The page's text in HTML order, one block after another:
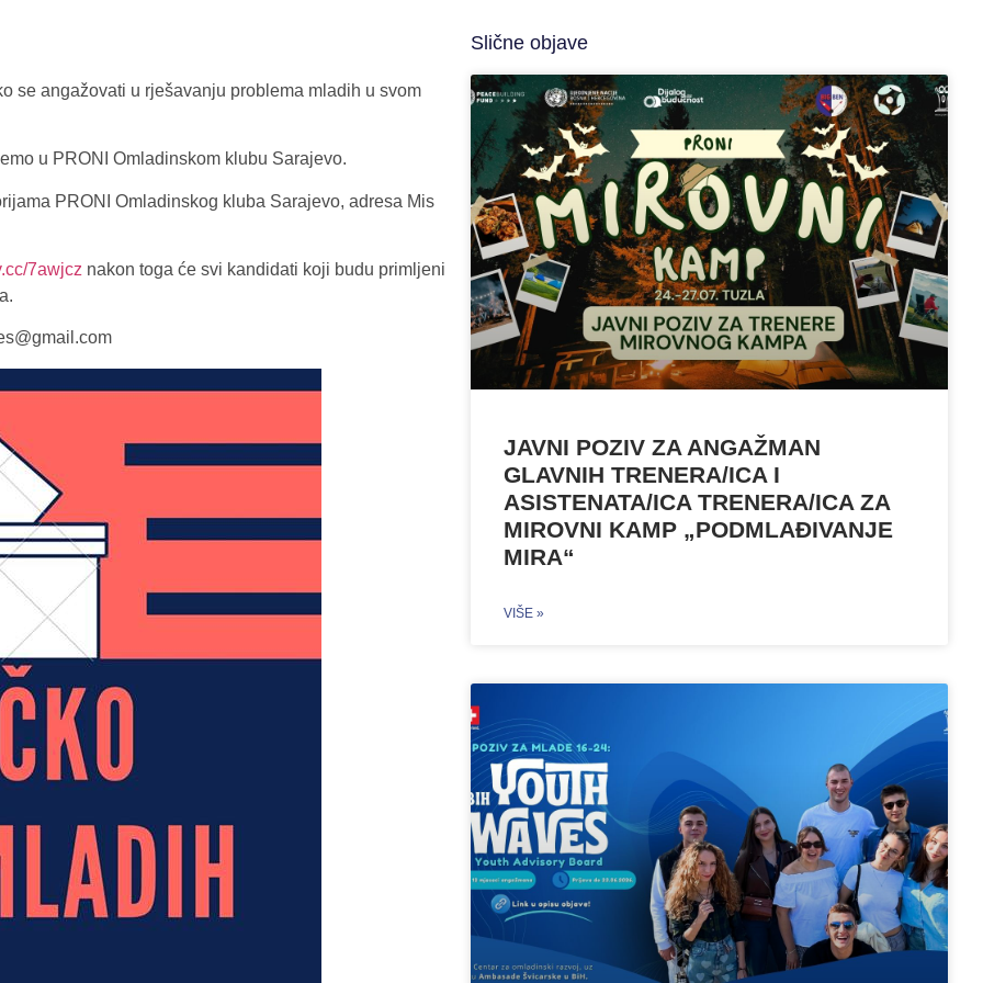
se angažovati u rješavanju problema mladih u svom
u PRONI Omladinskom klubu Sarajevo.
PRONI Omladinskog kluba Sarajevo, adresa Mis
7awjcz nakon toga će svi kandidati koji budu primljeni
Slične objave
JAVNI POZIV ZA ANGAŽMAN
GLAVNIH TRENERA/ICA I
ASISTENATA/ICA TRENERA/ICA ZA
MIROVNI KAMP „PODMLAĐIVANJE
MIRA“
VIŠE »